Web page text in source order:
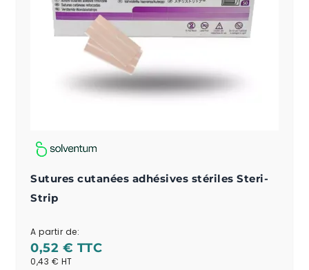
Sutures cutanées adhésives stériles Steri-
Strip
A partir de:
0,52 €
0,43 €